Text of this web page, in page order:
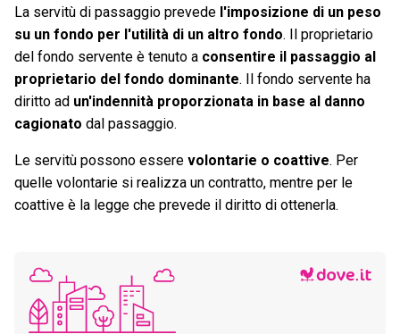
La servitù di passaggio prevede l'imposizione di un peso
su un fondo per l'utilità di un altro fondo. Il proprietario
del fondo servente è tenuto a consentire il passaggio al
proprietario del fondo dominante. Il fondo servente ha
diritto ad un'indennità proporzionata in base al danno
cagionato dal passaggio.
Le servitù possono essere volontarie o coattive. Per
quelle volontarie si realizza un contratto, mentre per le
coattive è la legge che prevede il diritto di ottenerla.